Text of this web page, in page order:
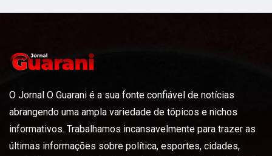
O Jornal O Guarani é a sua fonte confiável de notícias
abrangendo uma ampla variedade de tópicos e nichos
informativos. Trabalhamos incansavelmente para trazer as
últimas informações sobre política, esportes, cidades,